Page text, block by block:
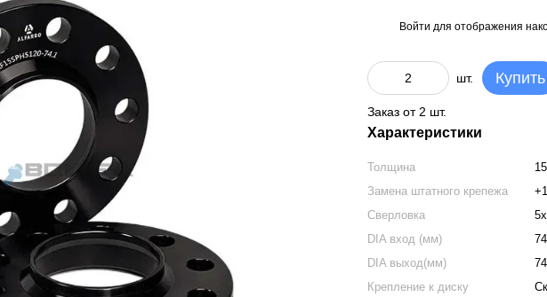
Войти для отображения
шт. Купить
Заказ от 2 шт.
Характеристики
Толщина
Замена штатного крепежа
Сверловка
DIA вход (мм)
DIA выход(мм)
Крепление к диску